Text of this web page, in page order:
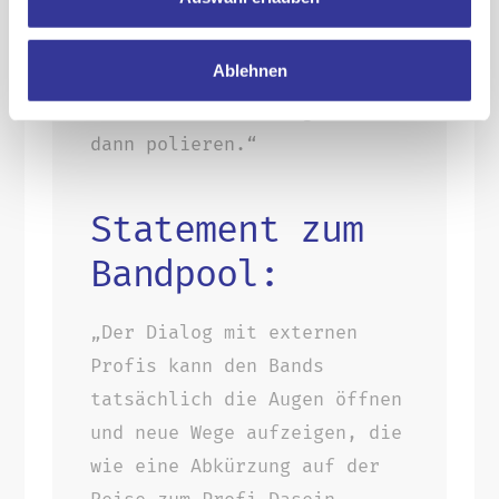
Ablehnen
einigen Bereichen noch nicht
auf dem Punkt. Gemeinsam
kann man versteckte
dann polieren.“
Statement zum
Bandpool:
„Der Dialog mit externen
Profis kann den Bands
tatsächlich die Augen öffnen
und neue Wege aufzeigen, die
wie eine Abkürzung auf der